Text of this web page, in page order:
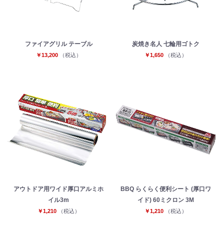
ファイアグリル テーブル
￥13,200 （税込）
炭焼き名人 七輪用ゴトク
￥1,650 （税込）
アウトドア用ワイド厚口アルミホ
イル3m
￥1,210 （税込）
BBQ らくらく便利シート (厚口ワ
イド) 60ミクロン 3M
￥1,210 （税込）